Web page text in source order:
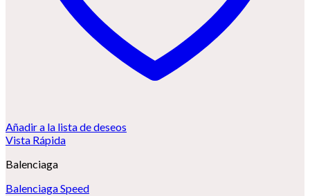
Añadir a la lista de deseos
Vista Rápida
Balenciaga
Balenciaga Speed